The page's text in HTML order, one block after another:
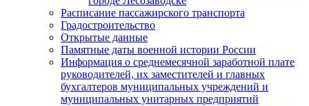
Расписание пассажирского транспорта
Градостроительство
Открытые данные
Памятные даты военной истории России
Информация о среднемесячной заработной плате
руководителей, их заместителей и главных
бухгалтеров муниципальных учреждений и
муниципальных унитарных предприятий